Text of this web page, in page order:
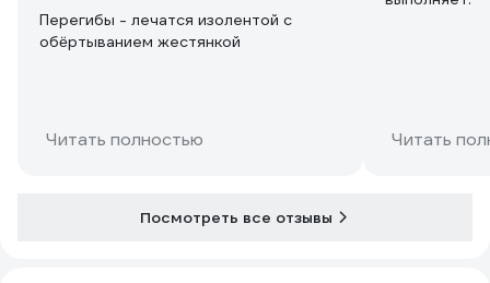
Перегибы - лечатся изолентой с
обëртыванием жестянкой
Читать полностью Читать
Посмотреть все отзывы